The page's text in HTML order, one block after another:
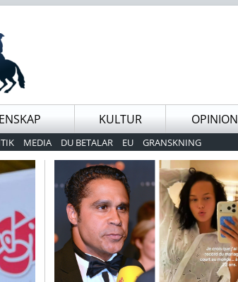
KULTUR OPINION
MEDIA DU BETALAR EU GRANSKNING